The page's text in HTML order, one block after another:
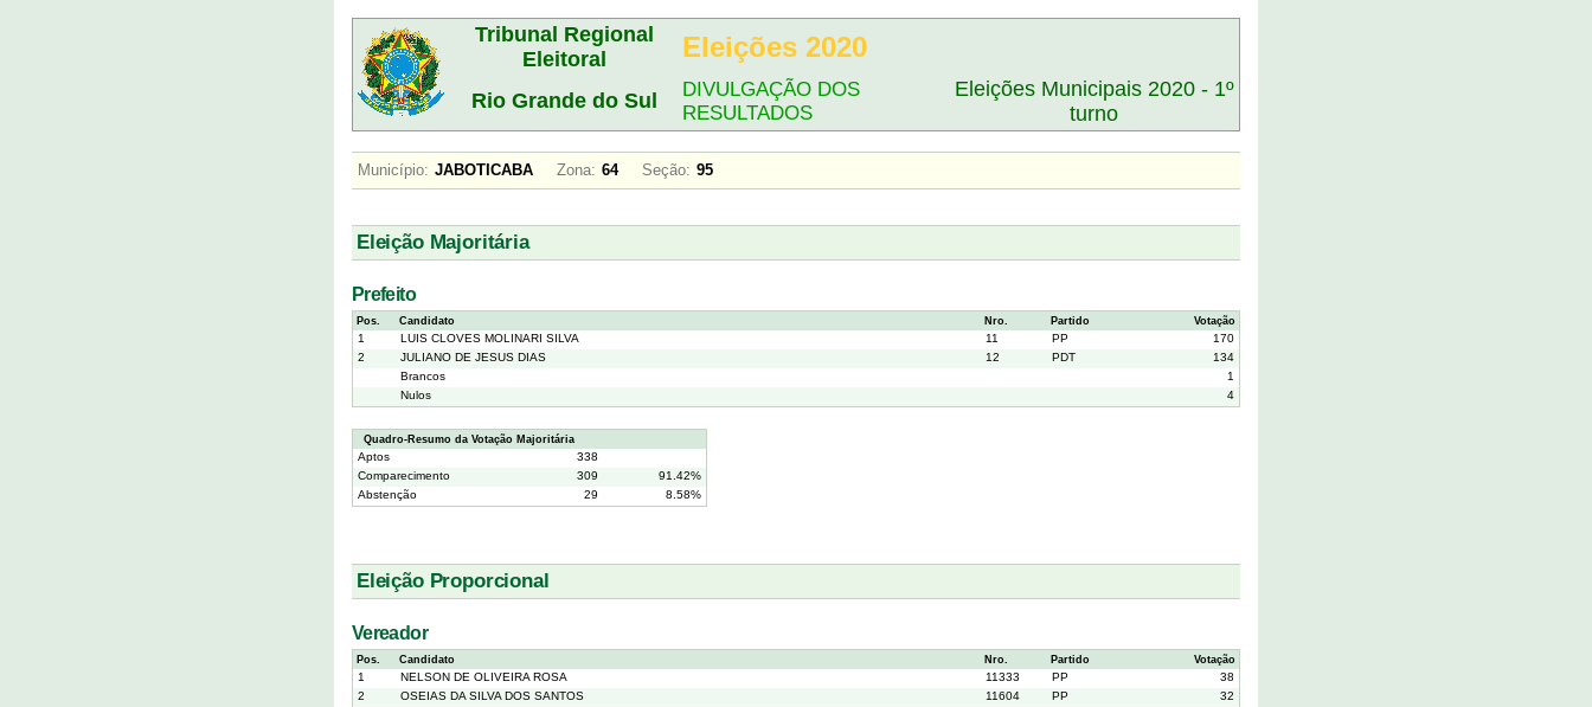
Tribunal Regional
Eleitoral
Eleições 2020
Rio Grande do Sul
DIVULGAÇÃO DOS
RESULTADOS
Eleições Municipais 2020 - 1º
turno
Município: JABOTICABA Zona: 64 Seção: 95
Eleição Majoritária
Prefeito
Pos. Candidato Nro. Partido Votação
1 LUIS CLOVES MOLINARI SILVA 11 PP
170
2
JULIANO DE JESUS DIAS 12 PDT
134
Brancos
1
Nulos
4
Quadro-Resumo da Votação Majoritária
Aptos
338
Comparecimento
309
91.42%
Abstenção
29 8.58%
Eleição Proporcional
Vereador
Pos. Candidato Nro. Partido Votação
1 NELSON DE OLIVEIRA ROSA 11333 PP
38
2
OSEIAS DA SILVA DOS SANTOS 11604 PP
32